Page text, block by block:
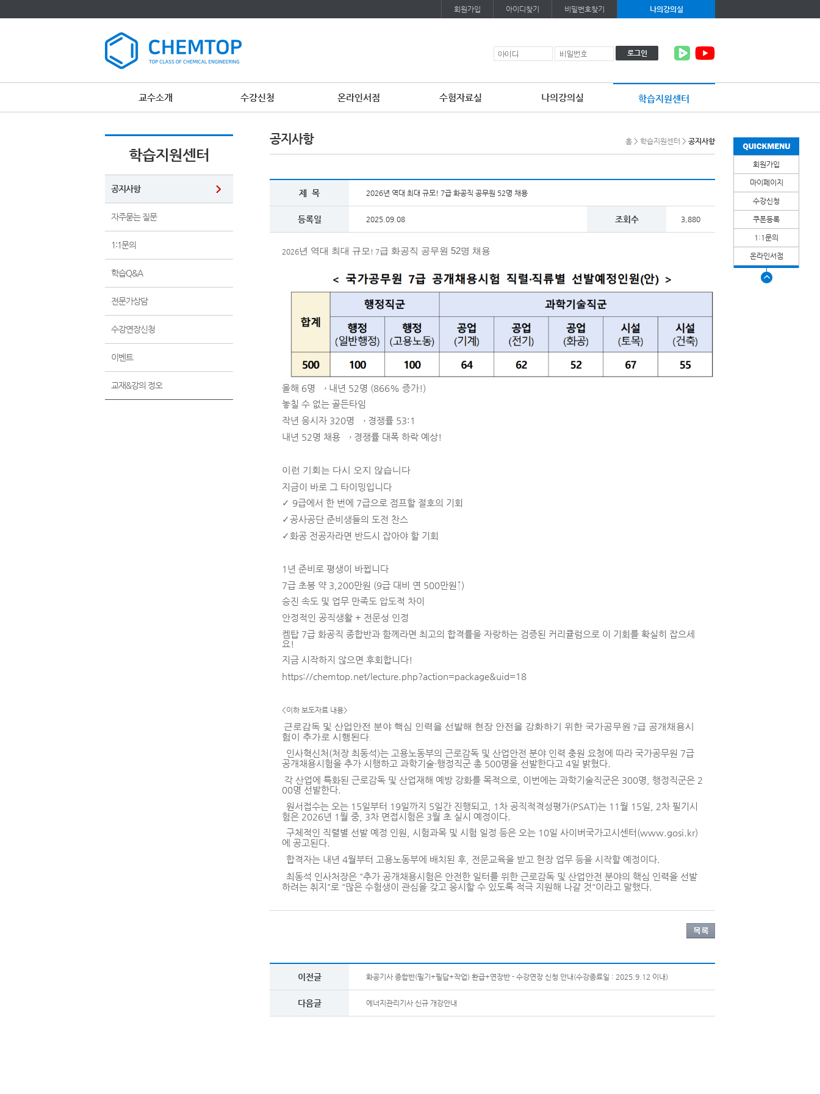
회원가입 아이디찾기 비밀번호찾기 나의강의실
로그인
교수소개 수강신청 온라인서점 수험자료실 나의강의실 학습지원센터
보
보
회원가입
마이페이지
수강신청
쿠폰등록
1:1문의
온라인서점
학습지원센터
공지사항
자주묻는 질문
1:1문의
학습Q&A
전문가상담
수강연장신청
이벤트
교재&강의 정오
공지사항 홈 > 학습지원센터 > 공지사항
제 목 2026년 역대 최대 규모! 7급 화공직 공무원 52명 채용
등록일 2025.09.08 조회수 3,880
2026년 역대 최대 규모 ! 7급 화공직 공무원 52명 채용
올해 6명 → 내년 52명 (866% 증가!)
놓칠 수 없는 골든타임
작년 응시자 320명 → 경쟁률 53:1
내년 52명 채용 → 경쟁률 대폭 하락 예상!
이런 기회는 다시 오지 않습니다
지금이 바로 그 타이밍입니다
✓ 9급에서 한 번에 7급으로 점프할 절호의 기회
✓공사공단 준비생들의 도전 찬스
✓화공 전공자라면 반드시 잡아야 할 기회
1 년 준비로 평생이 바뀝니다
7급 초봉 약 3,200만원 (9급 대비 연 500만원 ↑)
승진 속도 및 업무 만족도 압도적 차이
안정적인 공직생활 + 전문성 인정
켐탑 7급 화공직 종합반과 함께라면 최고의 합격률을 자랑하는 검증된 커리큘럼으로 이 기회를 확실히 잡으세
요 !
지금 시작하지 않으면 후회합니다!
https://chemtop.net/lecture.php?action=package&uid=18
<이하 보도자료 내용>
근로감독 및 산업안전 분야 핵심 인력을 선발해 현장 안전을 강화하기 위한 국가공무원 7급 공개채용시
험이 추가로 시행된다
인사혁신처 (처장 최동석)는 고용노동부의 근로감독 및 산업안전 분야 인력 충원 요청에 따라 국가공무원 7급
공개채용시험을 추가 시행하고 과학기술·행정직군 총 500명을 선발한다고 4일 밝혔다.
각 산업에 특화된 근로감독 및 산업재해 예방 강화를 목적으로
이번에는 과학기술직군은 300명 행정직군은 2
00명 선발한다
원서접수는 오는 15일부터 19일까지 5일간 진행되고 , 1 차 공직적격성평가(PSAT)는 11월 15일 , 2차 필기시
험은 2026년 1월 중 , 3차 면접시험은 3월 초 실시 예정이다
구체적인 직렬별 선발 예정 인원
시험과목 및 시험 일정 등은 오는 10일 사이버국가고시센터 (www.gosi.kr)
에 공고된다.
합격자는 내년 4월부터 고용노동부에 배치된 후 전문교육을 받고 현장 업무 등을 시작할 예정이다
최동석 인사처장은 "추가 공개채용시험은 안전한 일터를 위한 근로감독 및 산업안전 분야의 핵심 인력을 선발
하려는 취지 "로 "많은 수험생이 관심을 갖고 응시할 수 있도록 적극 지원해 나갈 것"이라고 말했다
이전글 화공기사 종합반(필기+필답+작업) 환급+연장반 - 수강연장 신청 안내(수강종료일 : 2025.9.12 이내)
다음글 에너지관리기사 신규 개강안내